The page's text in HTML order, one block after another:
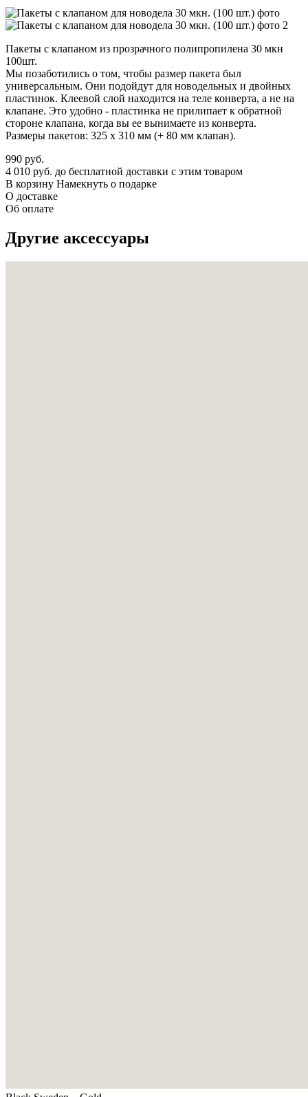
Пакеты с клапаном из прозрачного полипропилена 30 мкн
100шт.
Мы позаботились о том, чтобы размер пакета был
универсальным. Они подойдут для новодельных и двойных
пластинок. Клеевой слой находится на теле конверта, а не на
клапане. Это удобно - пластинка не прилипает к обратной
стороне клапана, когда вы ее вынимаете из конверта.
Размеры пакетов: 325 х 310 мм (+ 80 мм клапан).
990 руб.
4 010 руб. до бесплатной доставки с этим товаром
В корзину Намекнуть о подарке
О доставке
Об оплате
Другие аксессуары